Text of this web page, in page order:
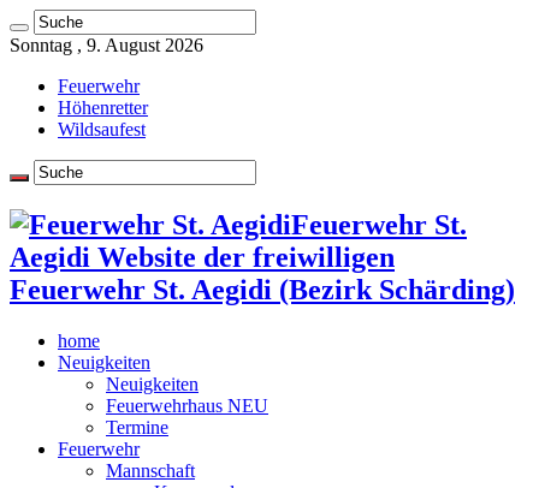
Sonntag , 9. August 2026
Feuerwehr
Höhenretter
Wildsaufest
Feuerwehr St.
Aegidi Website der freiwilligen
Feuerwehr St. Aegidi (Bezirk Schärding)
home
Neuigkeiten
Neuigkeiten
Feuerwehrhaus NEU
Termine
Feuerwehr
Mannschaft